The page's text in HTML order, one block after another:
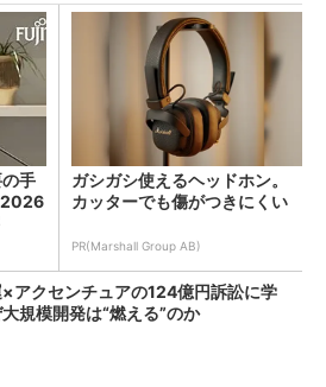
手
ガシガシ使えるヘッドホン。
カッターでも傷がつきにくい
PR(Marshall Group AB)
×アクセンチュアの124億円訴訟に学
規模開発は“燃える”のか